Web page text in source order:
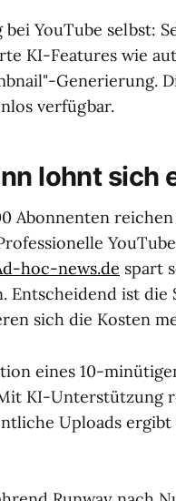
YouTube selbst:
KI-Features wie
Generierung.
verfügbar.
lohnt sich
Abonnenten
hoc-news.de spart
ist die
sich die Kosten
eines 10-
KI-Unterstützung
Uploads ergibt